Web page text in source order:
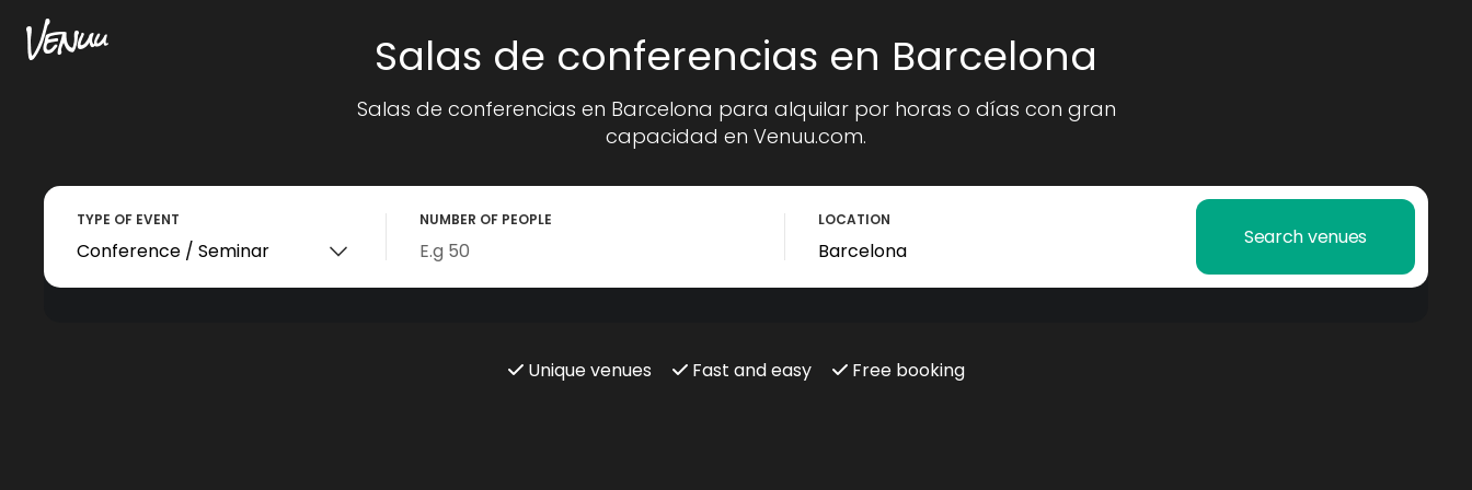
Salas de conferencias en Barcelona
Salas de conferencias en Barcelona para alquilar por horas o días con gran
capacidad en Venuu.com.
TYPE OF EVENT NUMBER OF PEOPLE LOCATION
Search venues
Unique venues Fast and easy Free booking